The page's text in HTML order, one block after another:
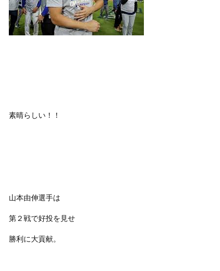
素晴らしい！！
山本由伸選手は
第２戦で好投を見せ
勝利に大貢献。